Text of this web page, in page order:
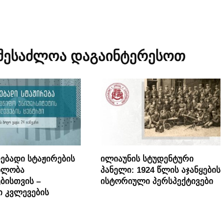
დაგაინტერესოთ
სტაჟირების
–
კვლევების
ილიაუნის სტუდენტური
პანელი: 1924 წლის აჯანყების
ისტორიული პერსპექტივები